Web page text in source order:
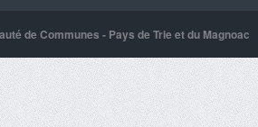
de Communes - Pays de Trie et du Magnoac